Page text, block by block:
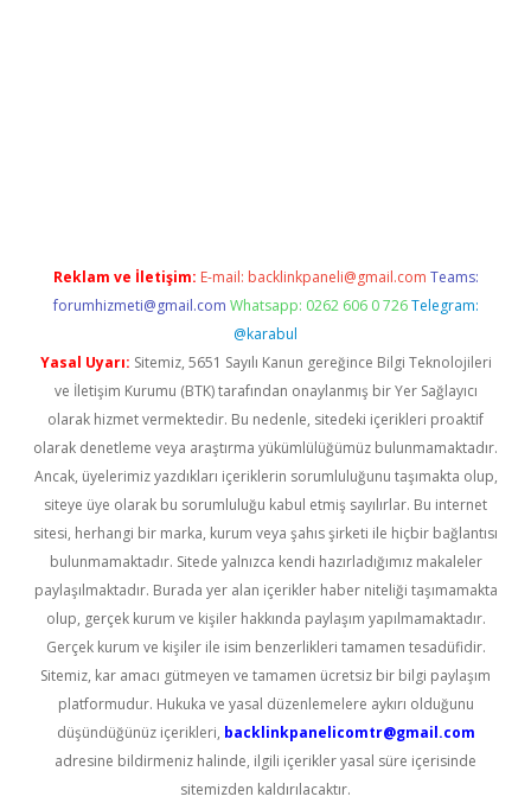
Reklam ve İletişim: E-mail: backlinkpaneli@gmail.com Teams:
forumhizmeti@gmail.com Whatsapp: 0262 606 0 726 Telegram:
@karabul
Yasal Uyarı: Sitemiz, 5651 Sayılı Kanun gereğince Bilgi Teknolojileri
ve İletişim Kurumu (BTK) tarafından onaylanmış bir Yer Sağlayıcı
olarak hizmet vermektedir. Bu nedenle, sitedeki içerikleri proaktif
olarak denetleme veya araştırma yükümlülüğümüz bulunmamaktadır.
Ancak, üyelerimiz yazdıkları içeriklerin sorumluluğunu taşımakta olup,
siteye üye olarak bu sorumluluğu kabul etmiş sayılırlar. Bu internet
sitesi, herhangi bir marka, kurum veya şahıs şirketi ile hiçbir bağlantısı
bulunmamaktadır. Sitede yalnızca kendi hazırladığımız makaleler
paylaşılmaktadır. Burada yer alan içerikler haber niteliği taşımamakta
olup, gerçek kurum ve kişiler hakkında paylaşım yapılmamaktadır.
Gerçek kurum ve kişiler ile isim benzerlikleri tamamen tesadüfidir.
Sitemiz, kar amacı gütmeyen ve tamamen ücretsiz bir bilgi paylaşım
platformudur. Hukuka ve yasal düzenlemelere aykırı olduğunu
düşündüğünüz içerikleri, backlinkpanelicomtr@gmail.com
adresine bildirmeniz halinde, ilgili içerikler yasal süre içerisinde
sitemizden kaldırılacaktır.